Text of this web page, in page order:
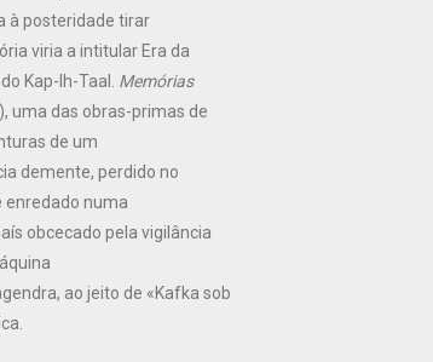
à posteridade tirar
viria a intitular Era da
Kap-Ih-Taal. Memórias
uma das obras-primas de
de um
demente, perdido no
enredado numa
obcecado pela vigilância
ao jeito de «Kafka sob